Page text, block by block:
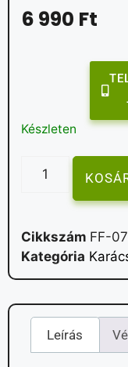
6 990 Ft
Készleten
Cikkszám FF-
Kategória
Leírás